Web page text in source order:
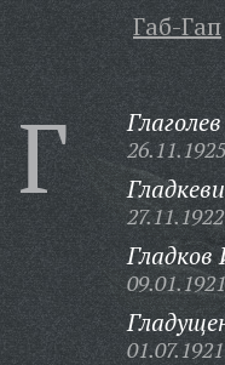
Габ-Гап
Г
Гладков